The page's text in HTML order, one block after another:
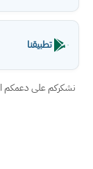
تطبيقنا
نشكركم على دعمكم